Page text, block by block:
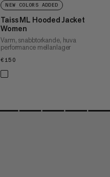
NEW COLORS ADDED
Taiss ML Hooded Jacket
Women
Varm, snabbtorkande, huva
performance mellanlager
€150